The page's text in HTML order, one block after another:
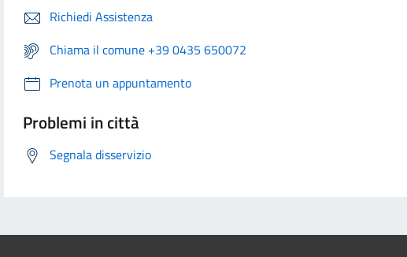
Richiedi Assistenza
Chiama il comune +39 0435 650072
Prenota un appuntamento
Problemi in città
Segnala disservizio